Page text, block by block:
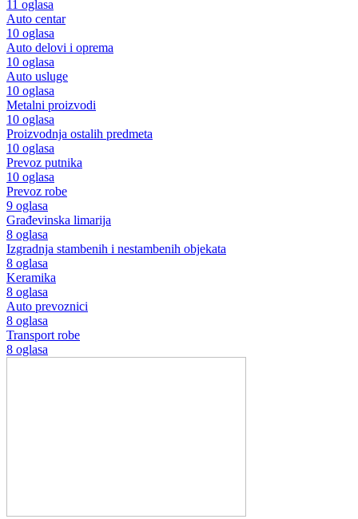
11 oglasa
Auto centar
10 oglasa
Auto delovi i oprema
10 oglasa
Auto usluge
10 oglasa
Metalni proizvodi
10 oglasa
Proizvodnja ostalih predmeta
10 oglasa
Prevoz putnika
10 oglasa
Prevoz robe
9 oglasa
Građevinska limarija
8 oglasa
Izgradnja stambenih i nestambenih objekata
8 oglasa
Keramika
8 oglasa
Auto prevoznici
8 oglasa
Transport robe
8 oglasa